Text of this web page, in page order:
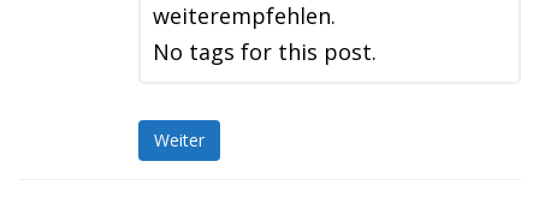
weiterempfehlen.
No tags for this post.
Weiter